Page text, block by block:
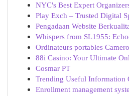
NYC's Best Expert
Play Exch – Trusted Digital
Pengadaan Website
Whispers from SL1955:
Ordinateurs portables
88i Casino: Your Ultimate
Cosmar PT
Trending Useful Information
Enrollment management